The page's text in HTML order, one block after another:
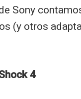
Sony
(y otros
4